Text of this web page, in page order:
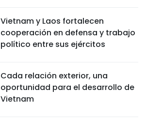
Vietnam y Laos fortalecen
cooperación en defensa y trabajo
político entre sus ejércitos
Cada relación exterior, una
oportunidad para el desarrollo de
Vietnam